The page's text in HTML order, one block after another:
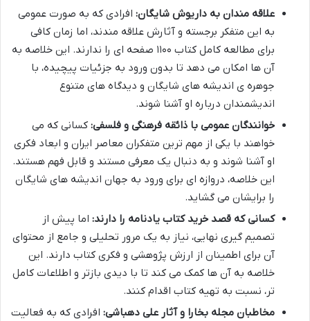
علاقه مندان به داریوش شایگان: افرادی که به صورت عمومی
به این متفکر برجسته و آثارش علاقه مندند، اما زمان کافی
برای مطالعه کامل کتاب ۱۱۰۰ صفحه ای را ندارند. این خلاصه به
آن ها امکان می دهد تا بدون ورود به جزئیات پیچیده، با
جوهره ی اندیشه های شایگان و دیدگاه های متنوع
اندیشمندان درباره او آشنا شوند.
خوانندگان عمومی با ذائقه فرهنگی و فلسفی: کسانی که می
خواهند با یکی از مهم ترین متفکران معاصر ایران و ابعاد فکری
او آشنا شوند و به دنبال یک معرفی مستند و قابل فهم هستند.
این خلاصه، دروازه ای برای ورود به جهان اندیشه های شایگان
را برایشان می گشاید.
کسانی که قصد خرید کتاب یادنامه را دارند: اما پیش از
تصمیم گیری نهایی، نیاز به یک مرور تحلیلی و جامع از محتوای
آن برای اطمینان از ارزش پژوهشی و فکری کتاب دارند. این
خلاصه به آن ها کمک می کند تا با دیدی بازتر و اطلاعات کامل
تر، نسبت به تهیه کتاب اقدام کنند.
مخاطبان مجله بخارا و آثار علی دهباشی: افرادی که به فعالیت